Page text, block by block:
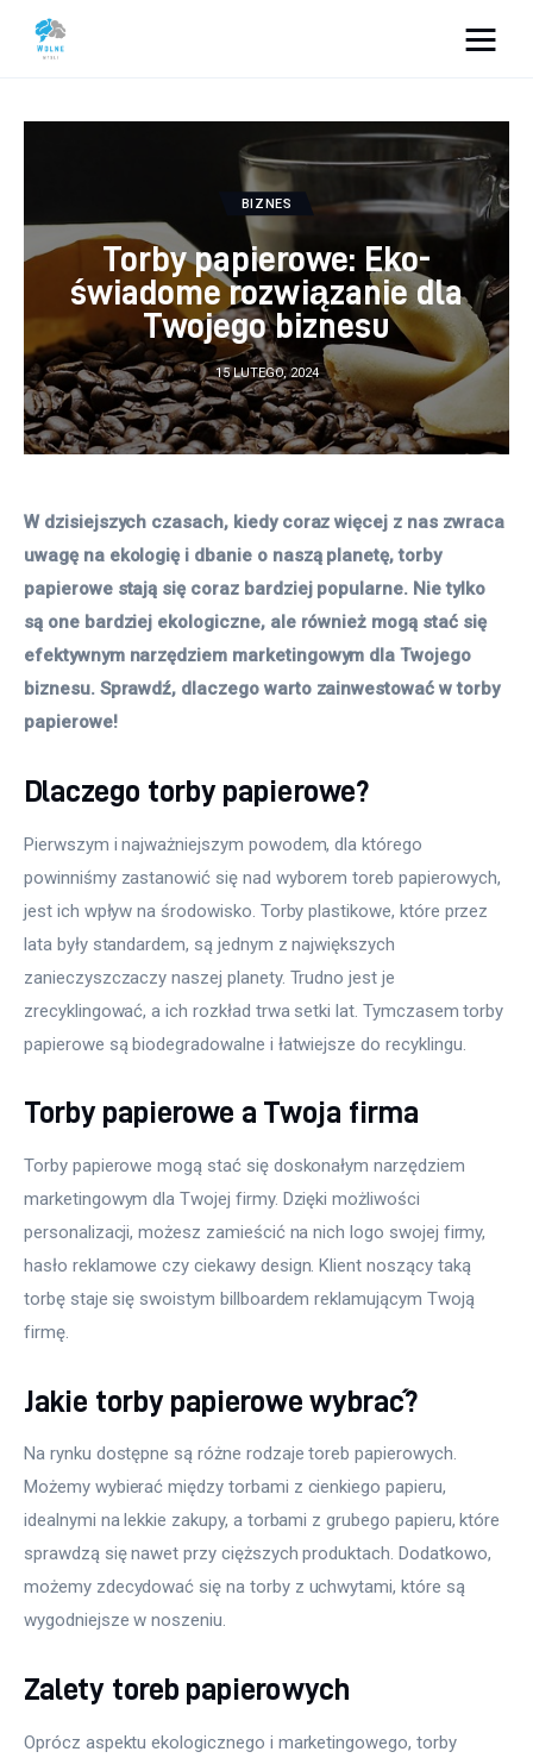
Biznes
Dom i ogród
Uroda
Zdrowie
Więcej
BIZNES
Torby papierowe: Eko-
świadome rozwiązanie dla
Twojego biznesu
15 LUTEGO, 2024
W dzisiejszych czasach, kiedy coraz więcej z nas zwraca
uwagę na ekologię i dbanie o naszą planetę, torby
papierowe stają się coraz bardziej popularne. Nie tylko
są one bardziej ekologiczne, ale również mogą stać się
efektywnym narzędziem marketingowym dla Twojego
biznesu. Sprawdź, dlaczego warto zainwestować w torby
papierowe!
Dlaczego torby papierowe?
Pierwszym i najważniejszym powodem, dla którego
powinniśmy zastanowić się nad wyborem toreb papierowych,
jest ich wpływ na środowisko. Torby plastikowe, które przez
lata były standardem, są jednym z największych
zanieczyszczaczy naszej planety. Trudno jest je
zrecyklingować, a ich rozkład trwa setki lat. Tymczasem torby
papierowe są biodegradowalne i łatwiejsze do recyklingu.
Torby papierowe a Twoja firma
Torby papierowe mogą stać się doskonałym narzędziem
marketingowym dla Twojej firmy. Dzięki możliwości
personalizacji, możesz zamieścić na nich logo swojej firmy,
hasło reklamowe czy ciekawy design. Klient noszący taką
torbę staje się swoistym billboardem reklamującym Twoją
firmę.
Jakie torby papierowe wybrać?
Na rynku dostępne są różne rodzaje toreb papierowych.
Możemy wybierać między torbami z cienkiego papieru,
idealnymi na lekkie zakupy, a torbami z grubego papieru, które
sprawdzą się nawet przy cięższych produktach. Dodatkowo,
możemy zdecydować się na torby z uchwytami, które są
wygodniejsze w noszeniu.
Zalety toreb papierowych
Oprócz aspektu ekologicznego i marketingowego, torby